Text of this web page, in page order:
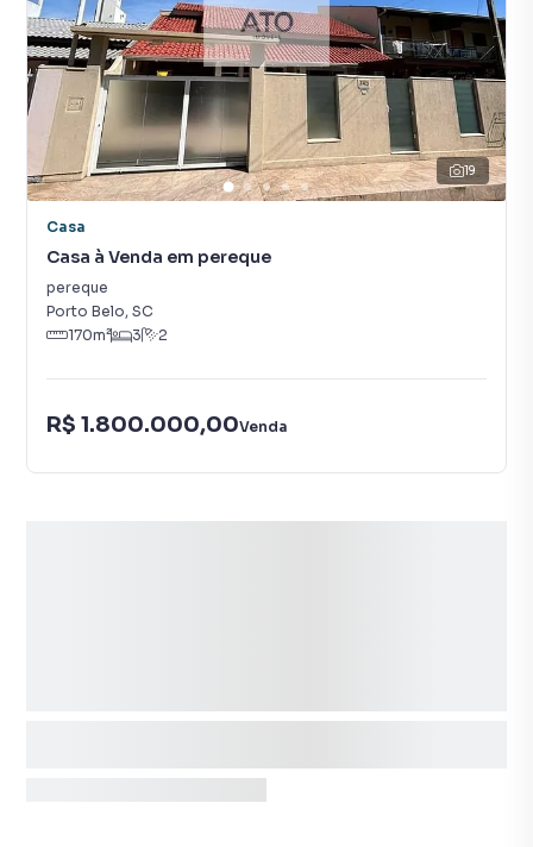
19
Casa
Casa à Venda em pereque
pereque
Porto Belo, SC
170m² 3 2
R$ 1.800.000,00Venda